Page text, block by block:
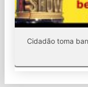
Cidadão toma